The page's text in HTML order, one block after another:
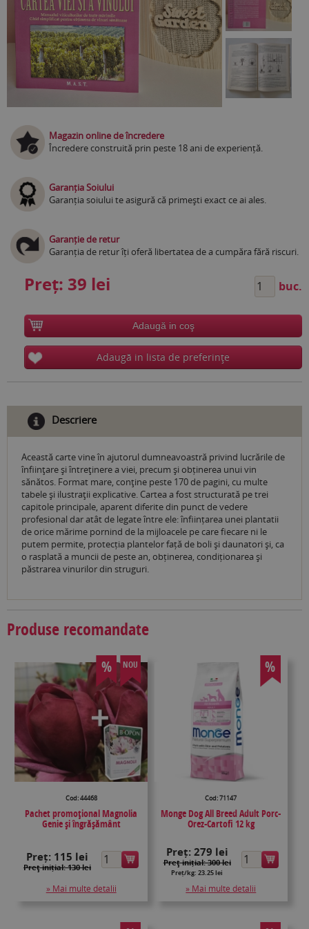
Magazin online de încredere
Încredere construită prin peste 18 ani de experiență.
Garanția Soiului
Garanția soiului te asigură că primești exact ce ai ales.
Garanție de retur
Garanția de retur îți oferă libertatea de a cumpăra fără riscuri.
Preț: 39 lei buc.
Adaugă in coş
Adaugă in lista de preferinţe
Descriere
Această carte vine în ajutorul dumneavoastră privind lucrările de
înfiinţare şi întreţinere a viei, precum și obținerea unui vin
sănătos. Format mare, conţine peste 170 de pagini, cu multe
tabele şi ilustraţii explicative. Cartea a fost structurată pe trei
capitole principale, aparent diferite din punct de vedere
profesional dar atât de legate între ele: înființarea unei plantatii
de orice mărime pornind de la mijloacele pe care fiecare ni le
putem permite, protecția plantelor față de boli și daunatori și, ca
o rasplată a muncii de peste an, obținerea, condiționarea și
păstrarea vinurilor din struguri.
Produse recomandate
% NOU
Cod: 44468
Pachet promoțional Magnolia
Genie și îngrășământ
Preț: 115 lei
Preţ inițial: 130 lei
» Mai multe detalii
%
Cod: 71147
Monge Dog All Breed Adult Porc-
Orez-Cartofi 12 kg
Preț: 279 lei
Preţ inițial: 300 lei
Preț/kg: 23.25 lei
» Mai multe detalii